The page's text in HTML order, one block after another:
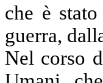
che è
guerra,
Nel corso